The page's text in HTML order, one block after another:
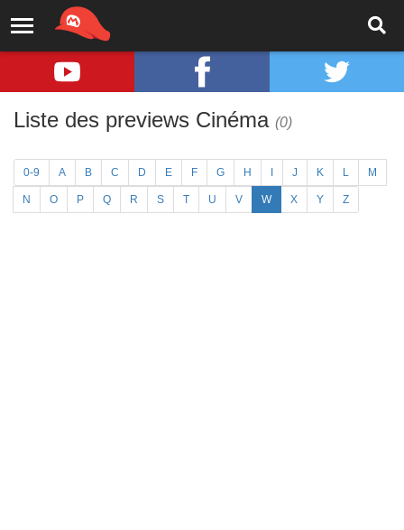
Liste des previews Cinéma (0)
0-9 A B C D E F G H J K L M
N O P Q R S T U V W X Y Z